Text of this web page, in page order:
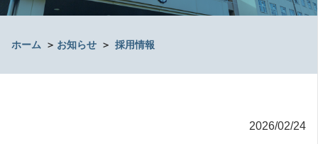
ホーム ＞ お知らせ ＞ 採用情報
2026/02/24